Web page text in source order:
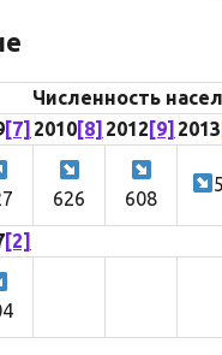
Численность
[7] 2010[8] 2012 [9] 2013
626 608
[2]